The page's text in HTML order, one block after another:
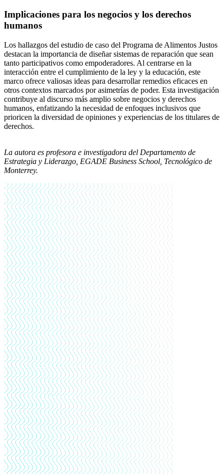
Implicaciones para los negocios y los derechos
humanos
Los hallazgos del estudio de caso del Programa de Alimentos Justos
destacan la importancia de diseñar sistemas de reparación que sean
tanto participativos como empoderadores. Al centrarse en la
interacción entre el cumplimiento de la ley y la educación, este
marco ofrece valiosas ideas para desarrollar remedios eficaces en
otros contextos marcados por asimetrías de poder. Esta investigación
contribuye al discurso más amplio sobre negocios y derechos
humanos, enfatizando la necesidad de enfoques inclusivos que
prioricen la diversidad de opiniones y experiencias de los titulares de
derechos.
La autora es profesora e investigadora del Departamento de
Estrategia y Liderazgo, EGADE Business School, Tecnológico de
Monterrey.